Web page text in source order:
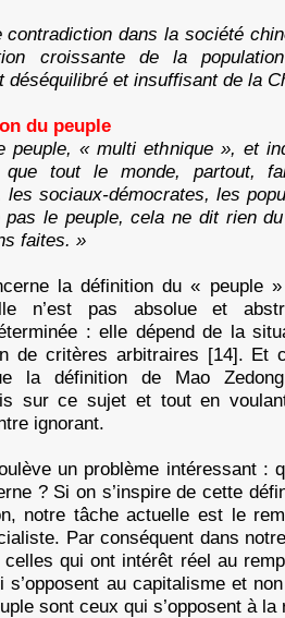
contradiction dans la société
croissante de la
déséquilibré et insuffisant de la
du peuple
peuple, « multi ethnique », et
que tout le monde, partout,
les sociaux-démocrates, les
pas le peuple, cela ne dit rien
faites. »
la définition du « peuple
n’est pas absolue et
: elle dépend de la
de critères arbitraires [14]. Et
la définition de Mao
sur ce sujet et tout en
ignorant.
un problème intéressant :
? Si on s’inspire de cette
notre tâche actuelle est le
Par conséquent dans
qui ont intérêt réel au
s’opposent au capitalisme et
sont ceux qui s’opposent à